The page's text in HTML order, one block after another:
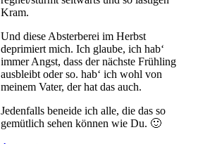
Kram.
Und diese Absterberei im Herbst
deprimiert mich. Ich glaube, ich hab‘
immer Angst, dass der nächste Frühling
ausbleibt oder so. hab‘ ich wohl von
meinem Vater, der hat das auch.
Jedenfalls beneide ich alle, die das so
gemütlich sehen können wie Du. 🙂